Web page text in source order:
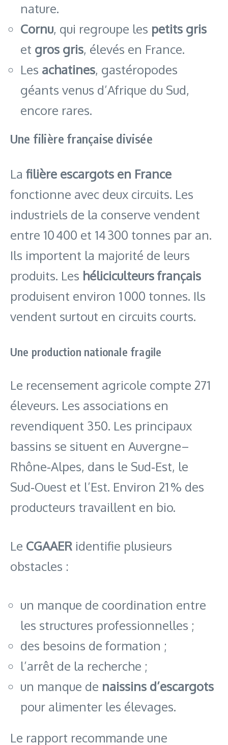
nature.
Cornu, qui regroupe les petits gris
et gros gris, élevés en France.
Les achatines, gastéropodes
géants venus d’Afrique du Sud,
encore rares.
Une filière française divisée
La filière escargots en France
fonctionne avec deux circuits. Les
industriels de la conserve vendent
entre 10 400 et 14 300 tonnes par an.
Ils importent la majorité de leurs
produits. Les héliciculteurs français
produisent environ 1 000 tonnes. Ils
vendent surtout en circuits courts.
Une production nationale fragile
Le recensement agricole compte 271
éleveurs. Les associations en
revendiquent 350. Les principaux
bassins se situent en Auvergne–
Rhône‑Alpes, dans le Sud‑Est, le
Sud‑Ouest et l’Est. Environ 21 % des
producteurs travaillent en bio.
Le CGAAER identifie plusieurs
obstacles :
un manque de coordination entre
les structures professionnelles ;
des besoins de formation ;
l’arrêt de la recherche ;
un manque de naissins d’escargots
pour alimenter les élevages.
Le rapport recommande une